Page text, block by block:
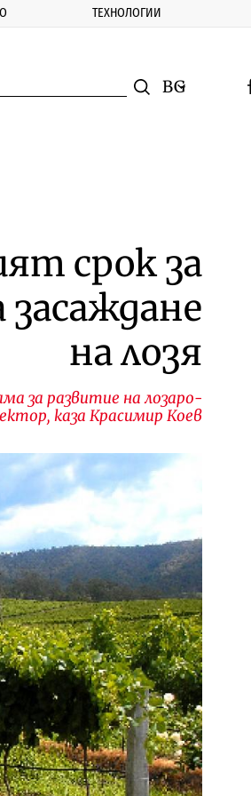
ТЕХНОЛОГИИ
Смяна на
срок за
засаждане
на лозя
за развитие на лозаро-
каза Красимир Коев